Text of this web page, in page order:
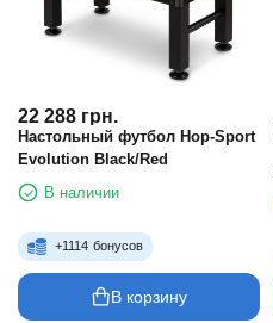
22 288 грн.
Настольный футбол Hop-Sport
Evolution Black/Red
В наличии
+1114 бонусов
В корзину